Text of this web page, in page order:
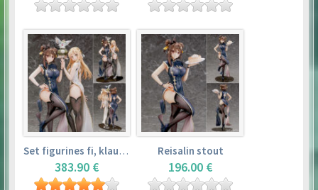
Set figurines fi, klaudia valentz, reisalin stout
383.90 €
Reisalin stout
196.00 €